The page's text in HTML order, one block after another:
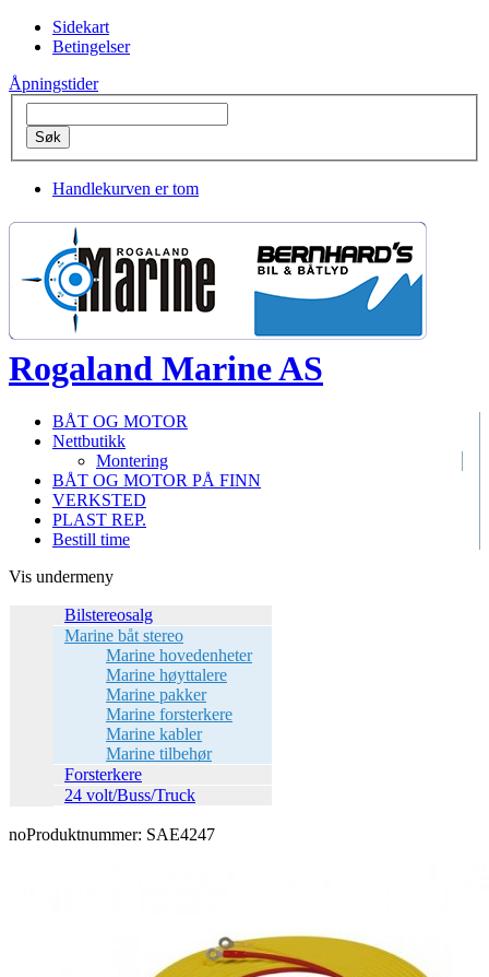
Sidekart
Betingelser
Åpningstider
Handlekurven er tom
Rogaland Marine AS
BÅT OG MOTOR
Nettbutikk
Montering
BÅT OG MOTOR PÅ FINN
VERKSTED
PLAST REP.
Bestill time
Vis undermeny
Bilstereosalg
Marine båt stereo
Marine hovedenheter
Marine høyttalere
Marine pakker
Marine forsterkere
Marine kabler
Marine tilbehør
Forsterkere
24 volt/Buss/Truck
noProduktnummer: SAE4247